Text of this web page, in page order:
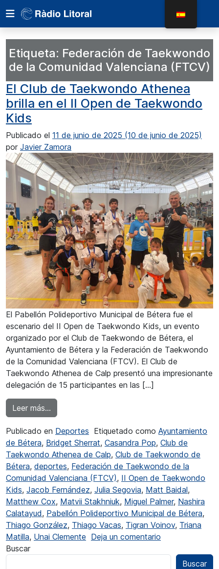
Etiqueta: Federación de Taekwondo
de la Comunidad Valenciana (FTCV)
El Club de Taekwondo Athenea
brilla en el II Open de Taekwondo
Kids
Publicado el 11 de junio de 2025 (10 de junio de 2025)
por Javier Zamora
El Pabellón Polideportivo Municipal de Bétera fue el
escenario del II Open de Taekwondo Kids, un evento
organizado por el Club de Taekwondo de Bétera, el
Ayuntamiento de Bétera y la Federación de Taekwondo
de la Comunidad Valenciana (FTCV). El Club de
Taekwondo Athenea de Calp presentó una impresionante
delegación de 15 participantes en las […]
Leer más…
Publicado en Deportes Etiquetado como Ayuntamiento
de Bétera, Bridget Sherrat, Casandra Pop, Club de
Taekwondo Athenea de Calp, Club de Taekwondo de
Bétera, deportes, Federación de Taekwondo de la
Comunidad Valenciana (FTCV), II Open de Taekwondo
Kids, Jacob Fernández, Julia Segovia, Matt Baidal,
Matthew Cox, Matvii Stakhniuk, Miguel Palmer, Nashira
Calatayud, Pabellón Polideportivo Municipal de Bétera,
Thiago González, Thiago Vacas, Tigran Voinov, Triana
Matilla, Unai Clemente Deja un comentario
Buscar
Buscar